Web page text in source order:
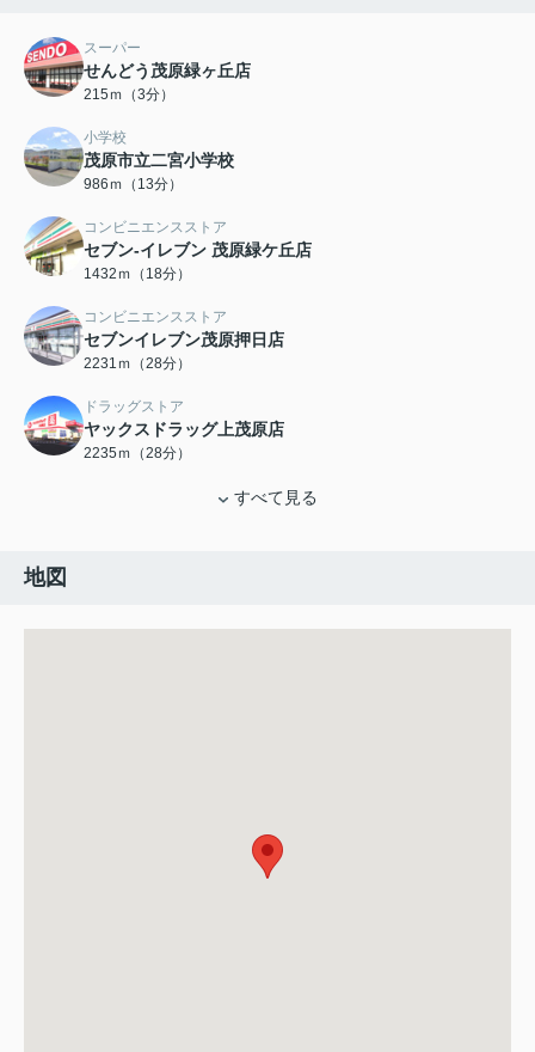
スーパー
せんどう茂原緑ヶ丘店
215ｍ（3分）
小学校
茂原市立二宮小学校
986ｍ（13分）
コンビニエンスストア
セブン-イレブン 茂原緑ケ丘店
1432ｍ（18分）
コンビニエンスストア
セブンイレブン茂原押日店
2231ｍ（28分）
ドラッグストア
ヤックスドラッグ上茂原店
2235ｍ（28分）
すべて見る
地図